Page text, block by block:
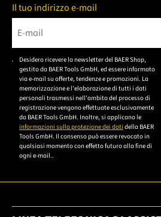
Il tuo indirizzo e-mail
Bitte geben Sie eine gültige E-Mail-
Desidero ricevere la newsletter del BAER Shop,
gestito da BAER Tools GmbH, ed essere informato
via e-mail su offerte, tendenze e promozioni. La
memorizzazione e l'elaborazione di tutti i dati
personali trasmessi nell'ambito del processo di
registrazione vengono effettuate esclusivamente
da BAER Tools GmbH. Inoltre, si applicano le
informazioni sulla protezione dei dati della BAER
Tools GmbH. Il consenso può essere revocato in
qualsiasi momento con effetto futuro alla fine di
ogni e-mail..